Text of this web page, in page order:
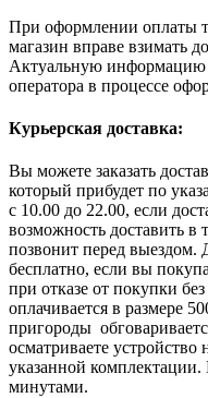
При оформлении оплаты
магазин вправе взимать
Актуальную информацию
оператора в процессе
Курьерская доставка:
Вы можете заказать
который прибудет по
с 10.00 до 22.00, если
возможность доставить в
позвонит перед выездом.
бесплатно, если вы
при отказе от покупки
оплачивается в размере
пригороды
осматриваете устройство
указанной
минутами.